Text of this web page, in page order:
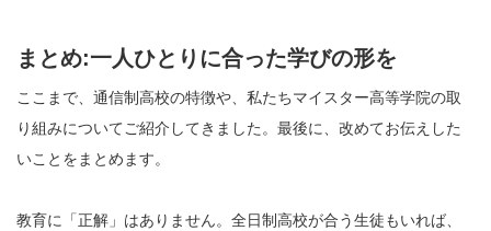
まとめ:一人ひとりに合った学びの形を
ここまで、通信制高校の特徴や、私たちマイスター高等学院の取
り組みについてご紹介してきました。最後に、改めてお伝えした
いことをまとめます。
教育に「正解」はありません。全日制高校が合う生徒もいれば、